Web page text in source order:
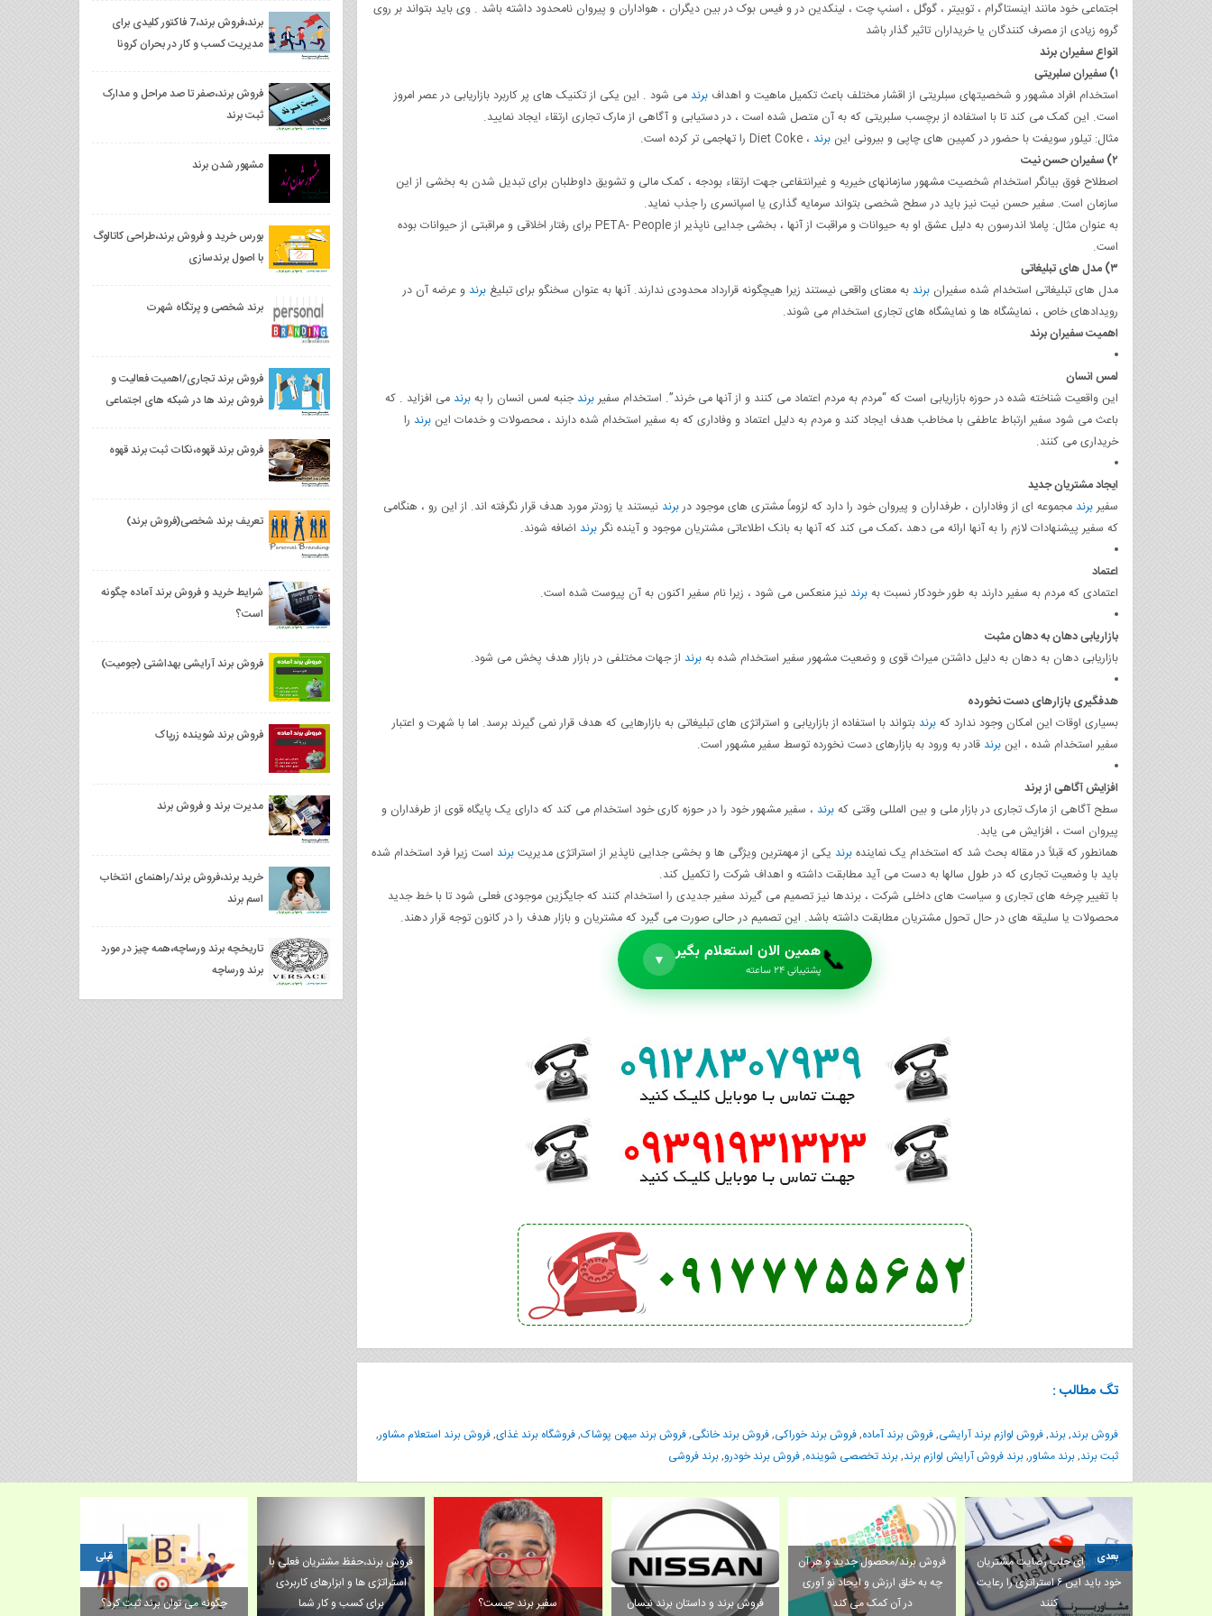
اجتماعی خود مانند اینستاگرام ، توییتر ، گوگل ، اسنپ چت ، لینکدین در و فیس بوک در بین دیگران ، هواداران و پیروان نامحدود داشته باشد . وی باید بتواند بر روی
گروه زیادی از مصرف کنندگان یا خریداران تاثیر گذار باشد
انواع سفیران برند
۱) سفیران سلبریتی
استخدام افراد مشهور و شخصیتهای سبلریتی از اقشار مختلف باعث تکمیل ماهیت و اهداف برند می شود . این یکی از تکنیک های پر کاربرد بازاریابی در عصر امروز
است. این کمک می کند تا با استفاده از برچسب سلبریتی که به آن متصل شده است ، در دستیابی و آگاهی از مارک تجاری ارتقاء ایجاد نمایید.
مثال: تیلور سویفت با حضور در کمپین های چاپی و بیرونی این برند ، Diet Coke را تهاجمی تر کرده است.
۲) سفیران حسن نیت
اصطلاح فوق بیانگر استخدام شخصیت مشهور سازمانهای خیریه و غیرانتفاعی جهت ارتقاء بودجه ، کمک مالی و تشویق داوطلبان برای تبدیل شدن به بخشی از این
سازمان است. سفیر حسن نیت نیز باید در سطح شخصی بتواند سرمایه گذاری یا اسپانسری را جذب نماید.
به عنوان مثال: پاملا اندرسون به دلیل عشق او به حیوانات و مراقبت از آنها ، بخشی جدایی ناپذیر از PETA- People برای رفتار اخلاقی و مراقبتی از حیوانات بوده
است.
۳) مدل های تبلیغاتی
مدل های تبلیغاتی استخدام شده سفیران برند به معنای واقعی نیستند زیرا هیچگونه قرارداد محدودی ندارند. آنها به عنوان سخنگو برای تبلیغ برند و عرضه آن در
رویدادهای خاص ، نمایشگاه ها و نمایشگاه های تجاری استخدام می شوند.
اهمیت سفیران برند
لمس انسان
این واقعیت شناخته شده در حوزه بازاریابی است که “مردم به مردم اعتماد می کنند و از آنها می خرند”. استخدام سفیربرندجنبه لمس انسان را بهبرند می افزاید . که
باعث می شود سفیر ارتباط عاطفی با مخاطب هدف ایجاد کند و مردم به دلیل اعتماد و وفاداری که به سفیر استخدام شده دارند ، محصولات و خدمات این برند را
خریداری می کنند.
ایجاد مشتریان جدید
سفیربرند مجموعه ای از وفاداران ، طرفداران و پیروان خود را دارد که لزوماً مشتری های موجود دربرند نیستند یا زودتر مورد هدف قرار نگرفته اند. از این رو ، هنگامی
که سفیر پیشنهادات لازم را به آنها ارائه می دهد ،کمک می کند که آنها به بانک اطلاعاتی مشتریان موجود و آینده نگربرند اضافه شوند.
اعتماد
اعتمادی که مردم به سفیر دارند به طور خودکار نسبت بهبرند نیز منعکس می شود ، زیرا نام سفیر اکنون به آن پیوست شده است.
بازاریابی دهان به دهان مثبت
بازاریابی دهان به دهان به دلیل داشتن میراث قوی و وضعیت مشهور سفیر استخدام شده بهبرند از جهات مختلفی در بازار هدف پخش می شود.
هدفگیری بازارهای دست نخورده
بسیاری اوقات این امکان وجود ندارد کهبرند بتواند با استفاده از بازاریابی و استراتژی های تبلیغاتی به بازارهایی که هدف قرار نمی گیرند برسد. اما با شهرت و اعتبار
سفیر استخدام شده ، این برند قادر به ورود به بازارهای دست نخورده توسط سفیر مشهور است.
افزایش آگاهی از برند
سطح آگاهی از مارک تجاری در بازار ملی و بین المللی وقتی کهبرند ، سفیر مشهور خود را در حوزه کاری خود استخدام می کند که دارای یک پایگاه قوی از طرفداران و
پیروان است ، افزایش می یابد.
همانطور که قبلاً در مقاله بحث شد که استخدام یک نمایندهبرند یکی از مهمترین ویژگی ها و بخشی جدایی ناپذیر از استراتژی مدیریتبرند است زیرا فرد استخدام شده
باید با وضعیت تجاری که در طول سالها به دست می آید مطابقت داشته و اهداف شرکت را تکمیل کند.
با تغییر چرخه های تجاری و سیاست های داخلی شرکت ، برندها نیز تصمیم می گیرند سفیر جدیدی را استخدام کنند که جایگزین موجودی فعلی شود تا با خط جدید
محصولات یا سلیقه های در حال تحول مشتریان مطابقت داشته باشد. این تصمیم در حالی صورت می گیرد که مشتریان و بازار هدف را در کانون توجه قرار دهند.
📞همین الان استعلام بگیر
پشتیبانی ۲۴ ساعته
▼
تگ مطالب :
فروش برند,برند,فروش لوازم برند آرایشی,فروش برند آماده,فروش برند خوراکی,فروش برند خانگی,فروش برند میهن پوشاک,فروشگاه برند غذای,فروش برند استعلام مشاور,
ثبت برند,برند مشاور,برند فروش آرایش لوازم برند,برند تخصصی شوینده,فروش برند خودرو,برند فروشی
برند،فروش برند،7 فاکتور کلیدی برای
مدیریت کسب و کار در بحران کرونا
فروش برند،صفر تا صد مراحل و مدارک
ثبت برند
مشهور شدن برند
بورس خرید و فروش برند،طراحی کاتالوگ
با اصول برندسازی
برند شخصی و پرتگاه شهرت
فروش برند تجاری/اهمیت فعالیت و
فروش برند ها در شبکه های اجتماعی
فروش برند قهوه،نکات ثبت برند قهوه
تعریف برند شخصی(فروش برند)
شرایط خرید و فروش برند آماده چگونه
است؟
فروش برند آرایشی بهداشتی (جوميت)
فروش برند شوینده زرپاک
مدیرت برند و فروش برند
خرید برند،فروش برند/راهنمای انتخاب
اسم برند
تاریخچه برند ورساچه،همه چیز در مورد
برند ورساچه
فروش برند،حفظ مشتریان فعلی با
استراتژی ها و ابزارهای کاربردی
برای کسب و کار شما
سفیر برند چیست؟ فروش برند و داستان برند نیسان
فروش برند/محصول جدید و هر آن
چه به خلق ارزش و ایجاد نو آوری
در آن کمک می کند
برندها برای جلب رضایت مشتریان
خود باید این ۶ استراتژی را رعایت
کنند
خرید برند؛گوگل چطور به برندسازی
شما کمک می‌کند؟
قبلی بعدی